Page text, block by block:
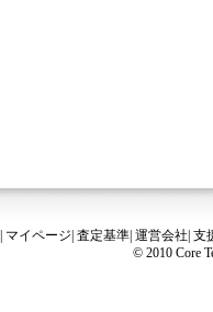
マイページ 査定基準 運営会社 支
© 2010 Core